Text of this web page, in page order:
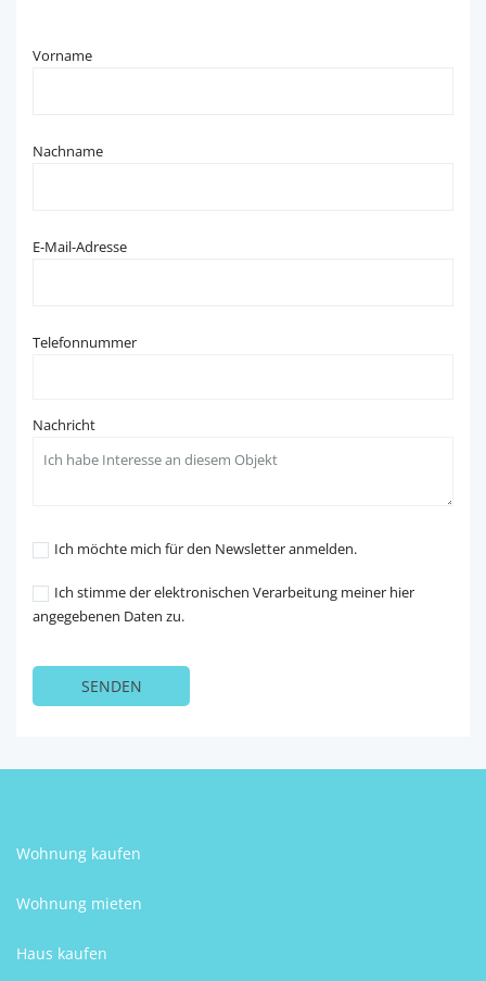
Vorname
Nachname
E-Mail-Adresse
Telefonnummer
Nachricht
Ich möchte mich für den Newsletter anmelden.
Ich stimme der elektronischen Verarbeitung meiner hier
angegebenen Daten zu.
Wohnung kaufen
Wohnung mieten
Haus kaufen